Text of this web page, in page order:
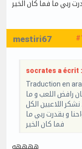
ربي ما فما كان الخير
mestiri67
socrates a écrit :
Traduction en
رافض اللعب و ما
اللاعبين الكل
و بقدرت ربي ما
فما كان الخير
ههههه